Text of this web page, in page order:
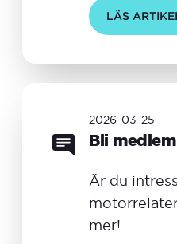
LÄS
2026-03-25
Bli
Är du
mer!